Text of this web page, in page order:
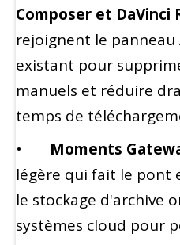
Composer et DaVinci
rejoignent le
existant pour
manuels et réduire
temps de
• Moments
légère qui fait le pont
le stockage d'archive
systèmes cloud pour